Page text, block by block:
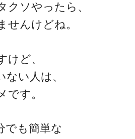
クソやったら、
せんけどね。
けど、
い人は、
です。
でも簡単な